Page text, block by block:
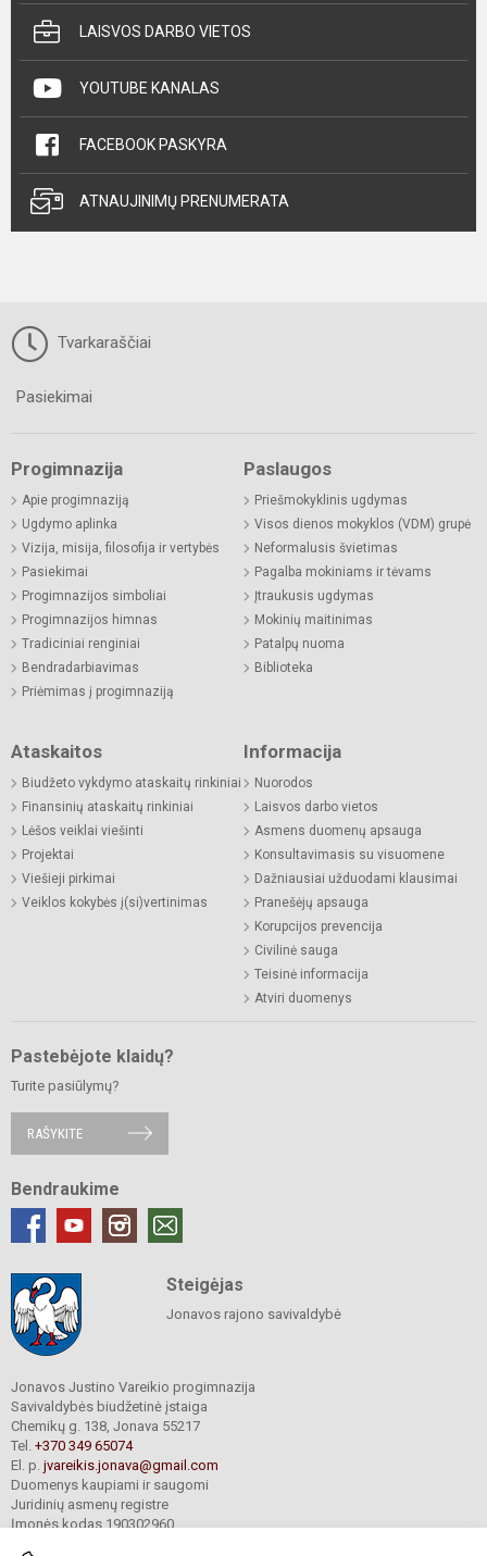
LAISVOS DARBO VIETOS
YOUTUBE KANALAS
FACEBOOK PASKYRA
ATNAUJINIMŲ PRENUMERATA
Tvarkaraščiai
Pasiekimai
Progimnazija
Apie progimnaziją
Ugdymo aplinka
Vizija, misija, filosofija ir vertybės
Pasiekimai
Progimnazijos simboliai
Progimnazijos himnas
Tradiciniai renginiai
Bendradarbiavimas
Priėmimas į progimnaziją
Paslaugos
Priešmokyklinis ugdymas
Visos dienos mokyklos (VDM) grupė
Neformalusis švietimas
Pagalba mokiniams ir tėvams
Įtraukusis ugdymas
Mokinių maitinimas
Patalpų nuoma
Biblioteka
Ataskaitos
Biudžeto vykdymo ataskaitų rinkiniai
Finansinių ataskaitų rinkiniai
Lėšos veiklai viešinti
Projektai
Viešieji pirkimai
Veiklos kokybės į(si)vertinimas
Informacija
Nuorodos
Laisvos darbo vietos
Asmens duomenų apsauga
Konsultavimasis su visuomene
Dažniausiai užduodami klausimai
Pranešėjų apsauga
Korupcijos prevencija
Civilinė sauga
Teisinė informacija
Atviri duomenys
Pastebėjote klaidų?
Turite pasiūlymų?
RAŠYKITE
Bendraukime
Steigėjas
Jonavos rajono savivaldybė
Jonavos Justino Vareikio progimnazija
Savivaldybės biudžetinė įstaiga
Chemikų g. 138, Jonava 55217
Tel. +370 349 65074
El. p. jvareikis.jonava@gmail.com
Duomenys kaupiami ir saugomi
Juridinių asmenų registre
Įmonės kodas 190302960